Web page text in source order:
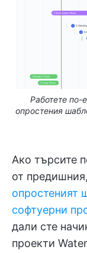
Работете по-
опростения
Ако търсите
от
опростеният
софтуерни
дали сте
проекти